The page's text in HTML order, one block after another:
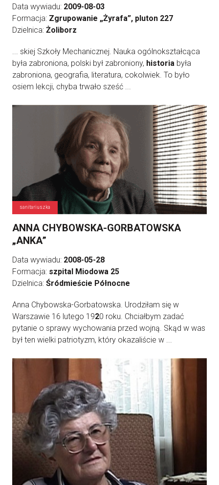
Data wywiadu: 2009-08-03
Formacja: Zgrupowanie „Żyrafa”, pluton 227
Dzielnica: Żoliborz
... skiej Szkoły Mechanicznej. Nauka ogólnokształcąca
była zabroniona, polski był zabroniony, historia była
zabroniona, geografia, literatura, cokolwiek. To było
osiem lekcji, chyba trwało sześć ...
sanitariuszka
ANNA CHYBOWSKA-GORBATOWSKA
„ANKA”
Data wywiadu: 2008-05-28
Formacja: szpital Miodowa 25
Dzielnica: Śródmieście Północne
Anna Chybowska-Gorbatowska. Urodziłam się w
Warszawie 16 lutego 1920 roku. Chciałbym zadać
pytanie o sprawy wychowania przed wojną. Skąd w was
był ten wielki patriotyzm, który okazaliście w ...